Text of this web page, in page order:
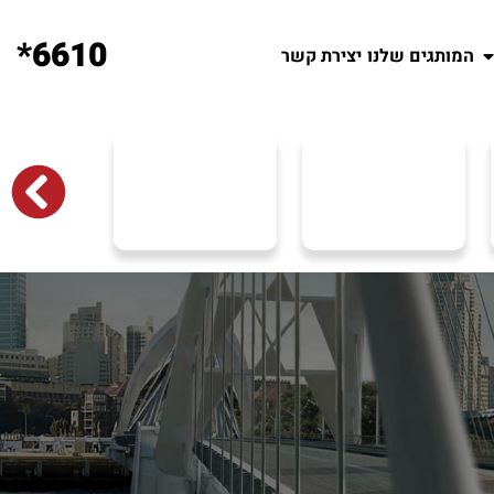
המותגים שלנו יצירת קשר 6610*